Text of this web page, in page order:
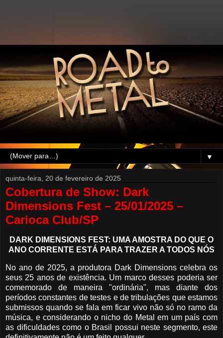
▼
quinta-feira, 20 de fevereiro de 2025
Cobertura de Show: Dark
Dimensions Fest – 25/01/2025 –
Carioca Club/SP
DARK DIMENSIONS FEST: UMA AMOSTRA DO QUE O
ANO CORRENTE ESTÁ PARA TRAZER A TODOS NÓS
No ano de 2025, a produtora Dark Dimensions celebra os
seus 25 anos de existência. Um marco desses poderia ser
comemorado de maneira "ordinária", mas diante dos
períodos constantes de testes e de tribulações que estamos
submissos quando se fala em ficar vivo não só no ramo da
música, e considerando o nicho do Metal em um país com
as dificuldades como o Brasil possui neste segmento, este